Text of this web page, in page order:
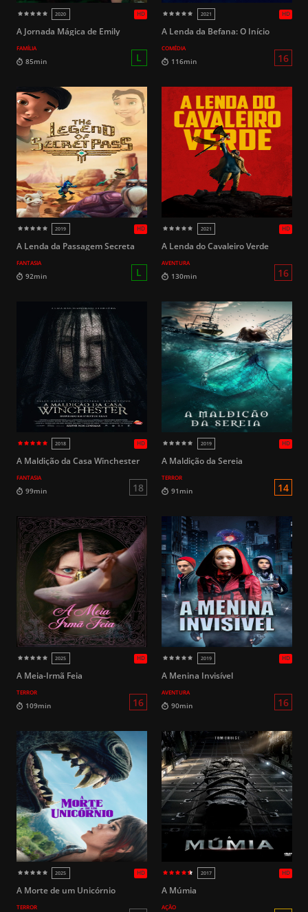
HD
2022 2025
2013
HD
2011
100min 14
2017
103min
109min 16 96min
A Jornada Mágica de Emily
FAMÍLIA
L
A Lenda da Befana: O Início
COMÉDIA
A Lenda da Passagem Secreta
FANTASIA
A Lenda do Cavaleiro Verde
AVENTURA
A Maldição da Casa Winchester
FANTASIA
A Maldição da Sereia
TERROR
A Meia-Irmã Feia
TERROR
A Menina Invisível
AVENTURA
A Morte de um Unicórnio
TERROR
A Múmia
AÇÃO